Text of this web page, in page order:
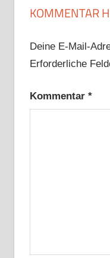
KOMMENTAR
Deine E-Mail-
Erforderliche
Kommentar *